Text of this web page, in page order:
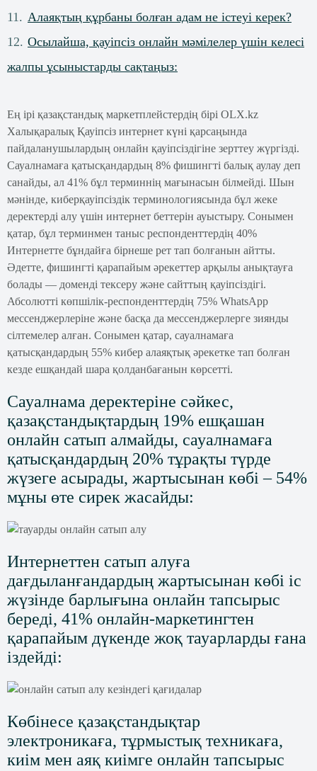
Алаяқтың құрбаны болған адам не істеуі керек?
Осылайша, қауіпсіз онлайн мәмілелер үшін келесі
жалпы ұсыныстарды сақтаңыз:
Ең ірі қазақстандық маркетплейстердің бірі OLX.kz
Халықаралық Қауіпсіз интернет күні қарсаңында
пайдаланушылардың онлайн қауіпсіздігіне зерттеу жүргізді.
Сауалнамаға қатысқандардың 8% фишингті балық аулау деп
санайды, ал 41% бұл терминнің мағынасын білмейді. Шын
мәнінде, киберқауіпсіздік терминологиясында бұл жеке
деректерді алу үшін интернет беттерін ауыстыру. Сонымен
қатар, бұл терминмен таныс респонденттердің 40%
Интернетте бұндайға бірнеше рет тап болғанын айтты.
Әдетте, фишингті қарапайым әрекеттер арқылы анықтауға
болады — доменді тексеру және сайттың қауіпсіздігі.
Абсолютті көпшілік-респонденттердің 75% WhatsApp
мессенджерлеріне және басқа да мессенджерлерге зиянды
сілтемелер алған. Сонымен қатар, сауалнамаға
қатысқандардың 55% кибер алаяқтық әрекетке тап болған
кезде ешқандай шара қолданбағанын көрсетті.
Сауалнама деректеріне сәйкес,
қазақстандықтардың 19% ешқашан
онлайн сатып алмайды, сауалнамаға
қатысқандардың 20% тұрақты түрде
жүзеге асырады, жартысынан көбі – 54%
мұны өте сирек жасайды:
Интернеттен сатып алуға
дағдыланғандардың жартысынан көбі іс
жүзінде барлығына онлайн тапсырыс
береді, 41% онлайн-маркетингтен
қарапайым дүкенде жоқ тауарларды ғана
іздейді:
Көбінесе қазақстандықтар
электроникаға, тұрмыстық техникаға,
киім мен аяқ киімге онлайн тапсырыс